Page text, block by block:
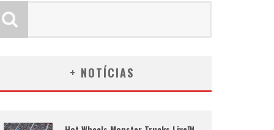
+ NOTÍCIAS